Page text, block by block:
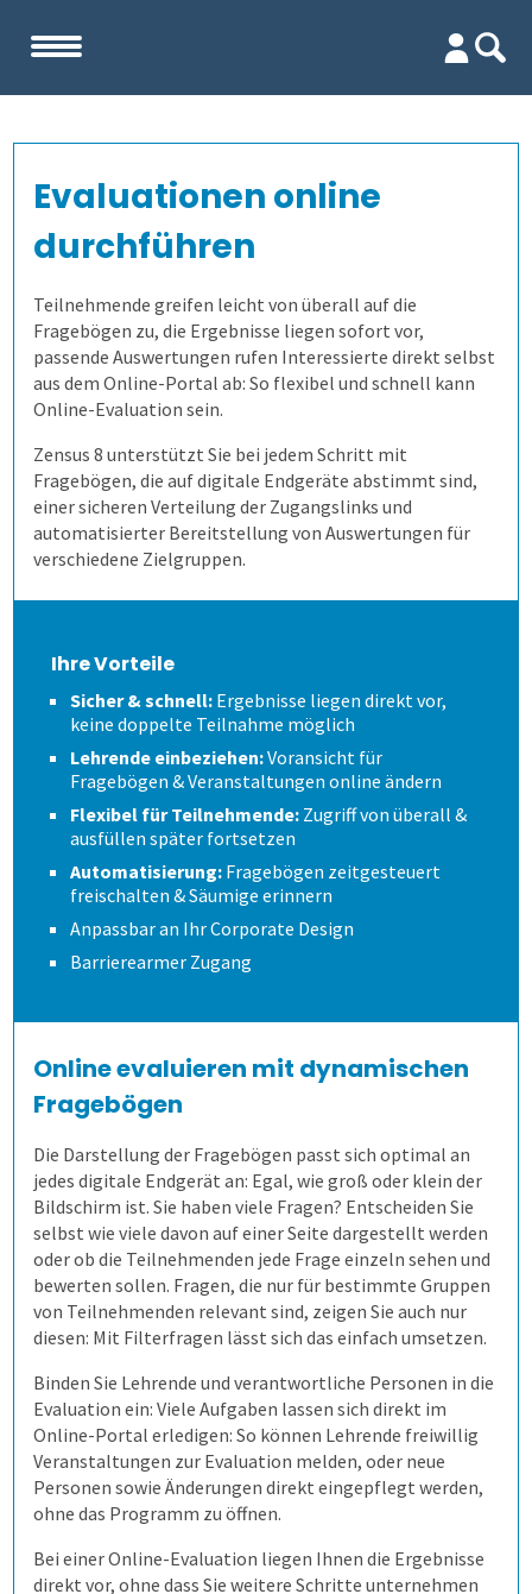
Unternehmen
Firma
Kennenlernen
Referenzen
Schulungen und Webinare
Karriere
Nachrichten
Newsletter
Wofür ist es gut?
Lehrevaluation
Kursevaluation
Modulevaluation
Online Evaluieren
Auf Papier evaluieren
Online in Präsenz
Wer erfährt was, und wie?
Auswertungen direkt abrufen
Ergebnisse
Auswertungen je Zielgruppe
Mit Selbstbauprinzip
Interaktive Statistik
Mehr aus Daten herausholen
Datensparsamkeit
Wie finden wir die Antworten?
Gezielt führen
Modulare Fragebögen
Zeitsteuerung
Lehrende helfen mit
Bewährtes teilen
Sicherer Zugang
Wandel im Blick behalten
Fernsteuerung
Wem kann es helfen?
Volkshochschulen
Berufliche Weiterbildung
Universitäten
Hochschulen
Duales Studium
Kunst und Musik
Wie kommen die Daten dorthin?
Stud.ip
Moodle
individuelle Lösung
academyFIVE
Wie fangen wir an?
Einführungsbegleitung
Cloud oder vor Ort
Leichter Datenimport
Einstiegsschulungen
Demoversion
Prüfungen
Prüfungsprozess
1. Aufgaben verwalten
Befragungen
Befragung mit QuestorPro
Kontakt
Evaluationen online
durchführen
Teilnehmende greifen leicht von überall auf die
Fragebögen zu, die Ergebnisse liegen sofort vor,
passende Auswertungen rufen Interessierte direkt selbst
aus dem Online-Portal ab: So flexibel und schnell kann
Online-Evaluation sein.
Zensus 8 unterstützt Sie bei jedem Schritt mit
Fragebögen, die auf digitale Endgeräte abstimmt sind,
einer sicheren Verteilung der Zugangslinks und
automatisierter Bereitstellung von Auswertungen für
verschiedene Zielgruppen.
Ihre Vorteile
Sicher & schnell: Ergebnisse liegen direkt vor,
keine doppelte Teilnahme möglich
Lehrende einbeziehen:Voransicht für
Fragebögen & Veranstaltungen online ändern
Flexibel für Teilnehmende: Zugriff von überall &
ausfüllen später fortsetzen
Automatisierung: Fragebögen zeitgesteuert
freischalten & Säumige erinnern
Anpassbar an Ihr Corporate Design
Barrierearmer Zugang
Online evaluieren mit dynamischen
Fragebögen
Die Darstellung der Fragebögen passt sich optimal an
jedes digitale Endgerät an: Egal, wie groß oder klein der
Bildschirm ist. Sie haben viele Fragen? Entscheiden Sie
selbst wie viele davon auf einer Seite dargestellt werden
oder ob die Teilnehmenden jede Frage einzeln sehen und
bewerten sollen. Fragen, die nur für bestimmte Gruppen
von Teilnehmenden relevant sind, zeigen Sie auch nur
diesen: Mit Filterfragen lässt sich das einfach umsetzen.
Binden Sie Lehrende und verantwortliche Personen in die
Evaluation ein: Viele Aufgaben lassen sich direkt im
Online-Portal erledigen: So können Lehrende freiwillig
Veranstaltungen zur Evaluation melden, oder neue
Personen sowie Änderungen direkt eingepflegt werden,
ohne das Programm zu öffnen.
Bei einer Online-Evaluation liegen Ihnen die Ergebnisse
direkt vor, ohne dass Sie weitere Schritte unternehmen